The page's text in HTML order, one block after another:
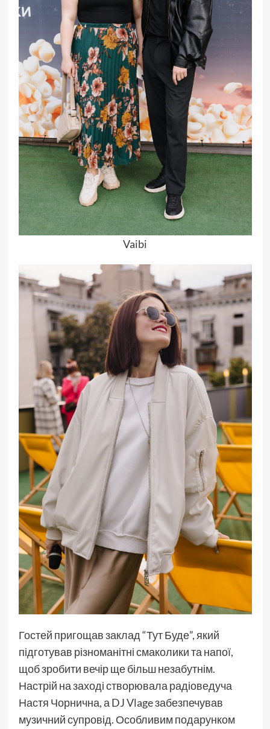
Vaibi
Гостей пригощав заклад “Тут Буде”, який
підготував різноманітні смаколики та напої,
щоб зробити вечір ще більш незабутнім.
Настрій на заході створювала радіоведуча
Настя Чорнична, а DJ Vlage забезпечував
музичний супровід. Особливим подарунком